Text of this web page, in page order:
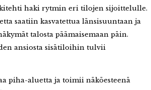
haki rytmin eri tilojen sijoittelulle.
saatiin kasvatettua länsisuuntaan ja
talosta päämaisemaan päin.
ansiosta sisätiloihin tulvii
piha-aluetta ja toimii näköesteenä